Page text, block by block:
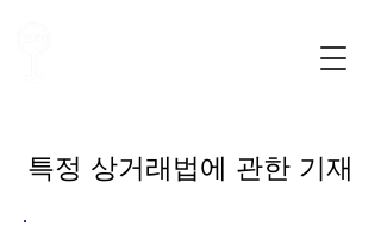
​특정 상거래법에 관한 기재